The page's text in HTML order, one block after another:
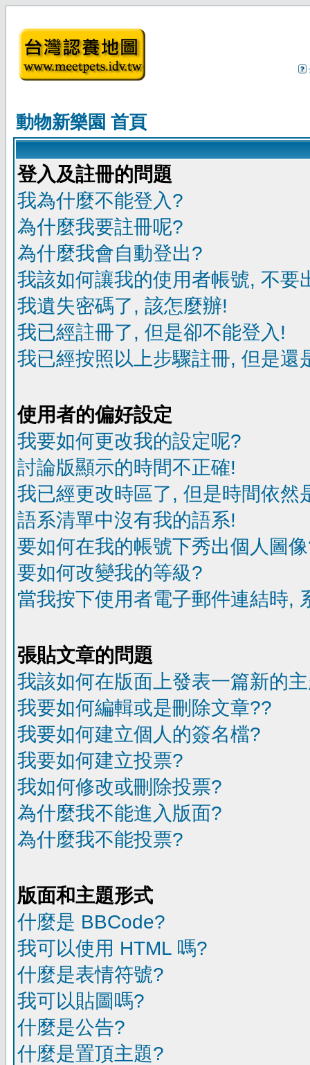
動物新樂園 首頁
登入及註冊的問題
我為什麼不能登入?
為什麼我要註冊呢?
為什麼我會自動登出?
我該如何讓我的使用者帳號, 不要
我遺失密碼了, 該怎麼辦!
我已經註冊了, 但是卻不能登入!
我已經按照以上步驟註冊, 但是還
使用者的偏好設定
我要如何更改我的設定呢?
討論版顯示的時間不正確!
我已經更改時區了, 但是時間依然
語系清單中沒有我的語系!
要如何在我的帳號下秀出個人圖
要如何改變我的等級?
當我按下使用者電子郵件連結時,
張貼文章的問題
我該如何在版面上發表一篇新的
我要如何編輯或是刪除文章??
我要如何建立個人的簽名檔?
我要如何建立投票?
我如何修改或刪除投票?
為什麼我不能進入版面?
為什麼我不能投票?
版面和主題形式
什麼是 BBCode?
我可以使用 HTML 嗎?
什麼是表情符號?
我可以貼圖嗎?
什麼是公告?
什麼是置頂主題?